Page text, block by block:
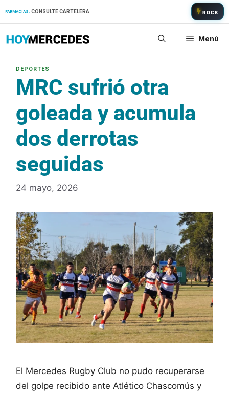
FARMACIAS: CONSULTE CARTELERA ROCK
Menú
MRC sufrió otra
goleada y acumula
dos derrotas
seguidas
24 mayo, 2026
El Mercedes Rugby Club no pudo recuperarse
del golpe recibido ante Atlético Chascomús y